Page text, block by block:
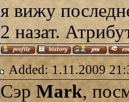
я вижу
2 назат.
Added: 1.11.2009
СэрMark,